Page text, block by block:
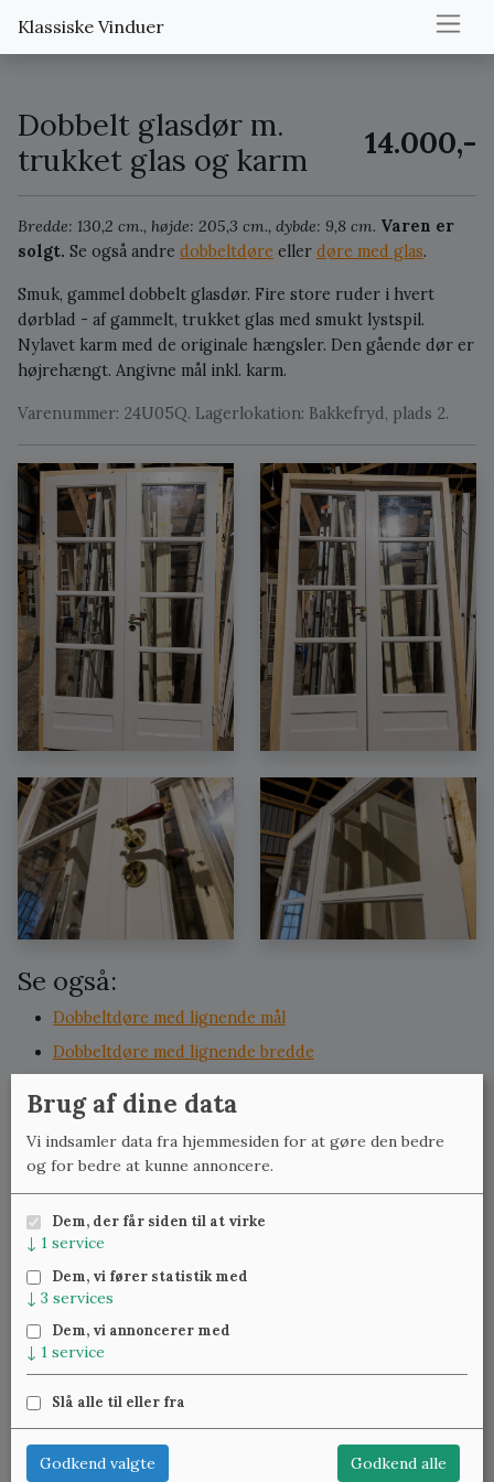
Klassiske Vinduer
Dobbelt glasdør m.
trukket glas og karm
14.000,-
Bredde: 130,2 cm., højde: 205,3 cm., dybde: 9,8 cm. Varen er
solgt. Se også andre dobbeltdøre eller døre med glas.
Smuk, gammel dobbelt glasdør. Fire store ruder i hvert
dørblad - af gammelt, trukket glas med smukt lystspil.
Nylavet karm med de originale hængsler. Den gående dør er
højrehængt. Angivne mål inkl. karm.
Varenummer: 24U05Q. Lagerlokation: Bakkefryd, plads 2.
Se også:
Dobbeltdøre med lignende mål
Dobbeltdøre med lignende bredde
Døre med glas med lignende mål
Døre med glas med lignende bredde
Døre med glas med lignende højde
nye varer.
22 25 69 11
lennart@studinski.dk
Se mere om:Vores samlinger Træværket,Blæst glas,
Brug af dine data
Vi indsamler data fra hjemmesiden for at gøre den bedre
og for bedre at kunne annoncere.
Dem, der får siden til at virke
↓ 1 service
Dem, vi fører statistik med
↓ 3 services
Dem, vi annoncerer med
↓ 1 service
Slå alle til eller fra
Godkend valgte Godkend alle